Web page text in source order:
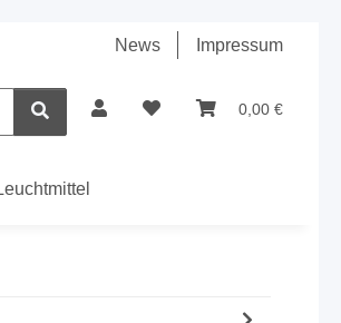
News Impressum
0,00 €